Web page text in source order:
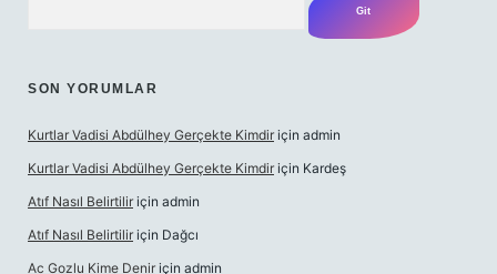
SON YORUMLAR
Kurtlar Vadisi Abdülhey Gerçekte Kimdir için admin
Kurtlar Vadisi Abdülhey Gerçekte Kimdir için Kardeş
Atıf Nasıl Belirtilir için admin
Atıf Nasıl Belirtilir için Dağcı
Ac Gozlu Kime Denir için admin